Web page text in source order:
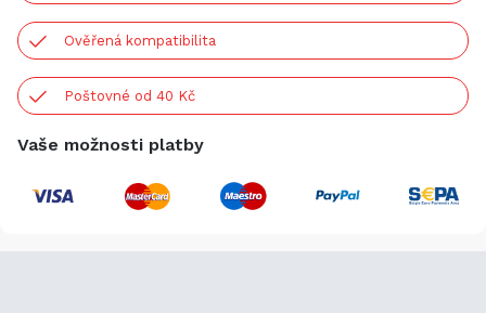
Ověřená kompatibilita
Poštovné od 40 Kč
Vaše možnosti platby